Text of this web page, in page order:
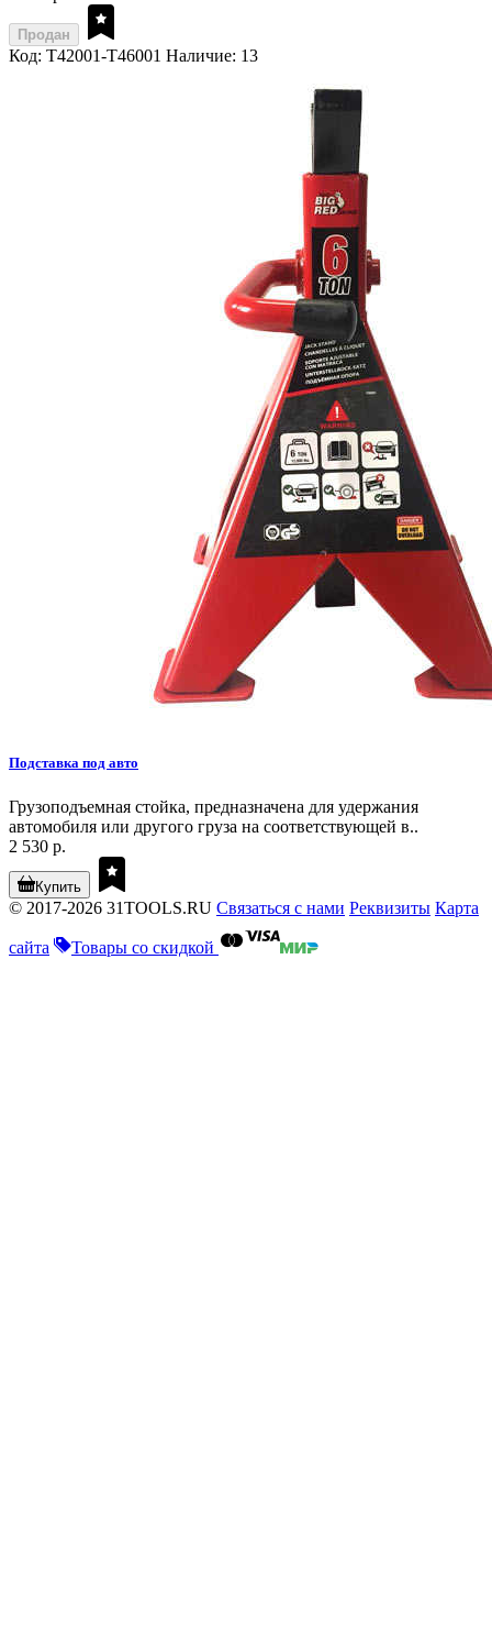
Продан
Код: T42001-T46001 Наличие: 13
Подставка под авто
Грузоподъемная стойка, предназначена для удержания
автомобиля или другого груза на соответствующей в..
2 530 р.
Купить
© 2017-2026 31TOOLS.RU Связаться с нами Реквизиты Карта
сайта Товары со скидкой